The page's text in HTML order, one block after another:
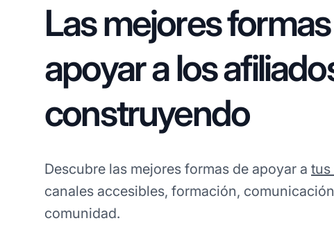
Las mejores
apoyar a los
construyendo
Descubre las mejores formas de apoyar a tus
canales accesibles, formación,
comunidad.